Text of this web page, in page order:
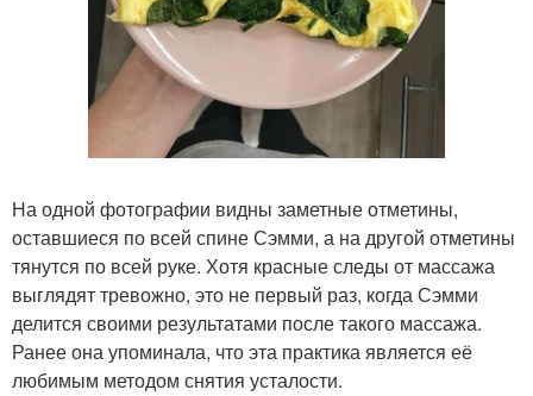
На одной фотографии видны заметные отметины,
оставшиеся по всей спине Сэмми, а на другой отметины
тянутся по всей руке. Хотя красные следы от массажа
выглядят тревожно, это не первый раз, когда Сэмми
делится своими результатами после такого массажа.
Ранее она упоминала, что эта практика является её
любимым методом снятия усталости.